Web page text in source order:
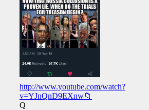
http://www.youtube.com/watch?
v=YJnQnD9EXnw📁
Q